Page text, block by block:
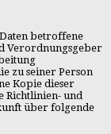
betroffene
Verordnungsgeber
zu seiner Person
Kopie dieser
Richtlinien- und
über folgende